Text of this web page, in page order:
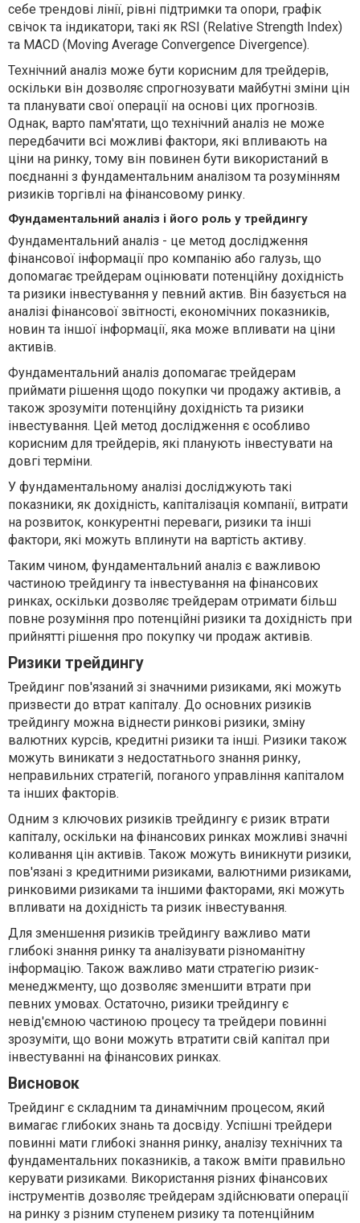
себе трендові лінії, рівні підтримки та опори, графік
свічок та індикатори, такі як RSI (Relative Strength Index)
та MACD (Moving Average Convergence Divergence).
Технічний аналіз може бути корисним для трейдерів,
оскільки він дозволяє спрогнозувати майбутні зміни цін
та планувати свої операції на основі цих прогнозів.
Однак, варто пам'ятати, що технічний аналіз не може
передбачити всі можливі фактори, які впливають на
ціни на ринку, тому він повинен бути використаний в
поєднанні з фундаментальним аналізом та розумінням
ризиків торгівлі на фінансовому ринку.
Фундаментальний аналіз і його роль у трейдингу
Фундаментальний аналіз - це метод дослідження
фінансової інформації про компанію або галузь, що
допомагає трейдерам оцінювати потенційну дохідність
та ризики інвестування у певний актив. Він базується на
аналізі фінансової звітності, економічних показників,
новин та іншої інформації, яка може впливати на ціни
активів.
Фундаментальний аналіз допомагає трейдерам
приймати рішення щодо покупки чи продажу активів, а
також зрозуміти потенційну дохідність та ризики
інвестування. Цей метод дослідження є особливо
корисним для трейдерів, які планують інвестувати на
довгі терміни.
У фундаментальному аналізі досліджують такі
показники, як дохідність, капіталізація компанії, витрати
на розвиток, конкурентні переваги, ризики та інші
фактори, які можуть вплинути на вартість активу.
Таким чином, фундаментальний аналіз є важливою
частиною трейдингу та інвестування на фінансових
ринках, оскільки дозволяє трейдерам отримати більш
повне розуміння про потенційні ризики та дохідність при
прийнятті рішення про покупку чи продаж активів.
Ризики трейдингу
Трейдинг пов'язаний зі значними ризиками, які можуть
призвести до втрат капіталу. До основних ризиків
трейдингу можна віднести ринкові ризики, зміну
валютних курсів, кредитні ризики та інші. Ризики також
можуть виникати з недостатнього знання ринку,
неправильних стратегій, поганого управління капіталом
та інших факторів.
Одним з ключових ризиків трейдингу є ризик втрати
капіталу, оскільки на фінансових ринках можливі значні
коливання цін активів. Також можуть виникнути ризики,
пов'язані з кредитними ризиками, валютними ризиками,
ринковими ризиками та іншими факторами, які можуть
впливати на дохідність та ризик інвестування.
Для зменшення ризиків трейдингу важливо мати
глибокі знання ринку та аналізувати різноманітну
інформацію. Також важливо мати стратегію ризик-
менеджменту, що дозволяє зменшити втрати при
певних умовах. Остаточно, ризики трейдингу є
невід'ємною частиною процесу та трейдери повинні
зрозуміти, що вони можуть втратити свій капітал при
інвестуванні на фінансових ринках.
Висновок
Трейдинг є складним та динамічним процесом, який
вимагає глибоких знань та досвіду. Успішні трейдери
повинні мати глибокі знання ринку, аналізу технічних та
фундаментальних показників, а також вміти правильно
керувати ризиками. Використання різних фінансових
інструментів дозволяє трейдерам здійснювати операції
на ринку з різним ступенем ризику та потенційним